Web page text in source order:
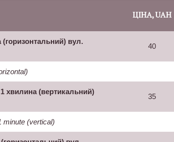
ЦІНА, UAH
(горизонтальний) вул.
40
хвилина (вертикальний)
35
minute (vertical)